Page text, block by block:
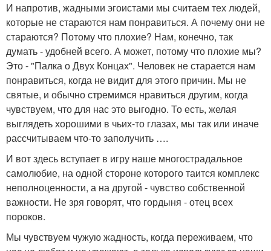
И напротив, жадными эгоистами мы считаем тех людей,
которые не стараются нам понравиться. А почему они не
стараются? Потому что плохие? Нам, конечно, так
думать - удобней всего. А может, потому что плохие мы?
Это - "Палка о Двух Концах". Человек не старается нам
понравиться, когда не видит для этого причин. Мы не
святые, и обычно стремимся нравиться другим, когда
чувствуем, что для нас это выгодно. То есть, желая
выглядеть хорошими в чьих-то глазах, мы так или иначе
рассчитываем что-то заполучить ….
И вот здесь вступает в игру наше многострадальное
самолюбие, на одной стороне которого таится комплекс
неполноценности, а на другой - чувство собственной
важности. Не зря говорят, что гордыня - отец всех
пороков.
Мы чувствуем чужую жадность, когда переживаем, что